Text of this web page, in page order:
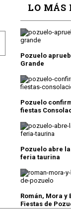
EN LA
LO MÁS
Pozuelo
Grande
Pozuelo
fiestas
Pozuelo abre
feria taurina
Román, Mora
Fiestas de